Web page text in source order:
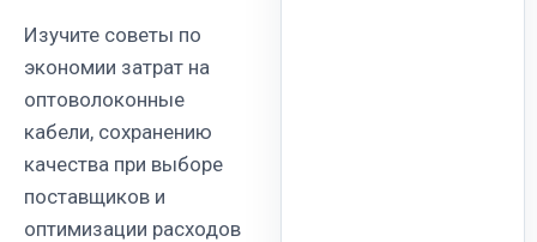
Изучите советы по
экономии затрат на
оптоволоконные
кабели, сохранению
качества при выборе
поставщиков и
оптимизации расходов